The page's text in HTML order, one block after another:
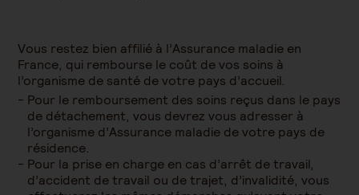
Vous restez bien affilié à l’Assurance maladie en
France, qui rembourse le coût de vos soins à
l’organisme de santé de votre pays d’accueil.
Pour le remboursement des soins reçus dans le pays
de détachement, vous devrez vous adresser à
l’organisme d’Assurance maladie de votre pays de
résidence.
Pour la prise en charge en cas d’arrêt de travail,
d’accident de travail ou de trajet, d’invalidité, vous